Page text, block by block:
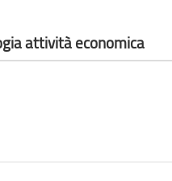
attività economica